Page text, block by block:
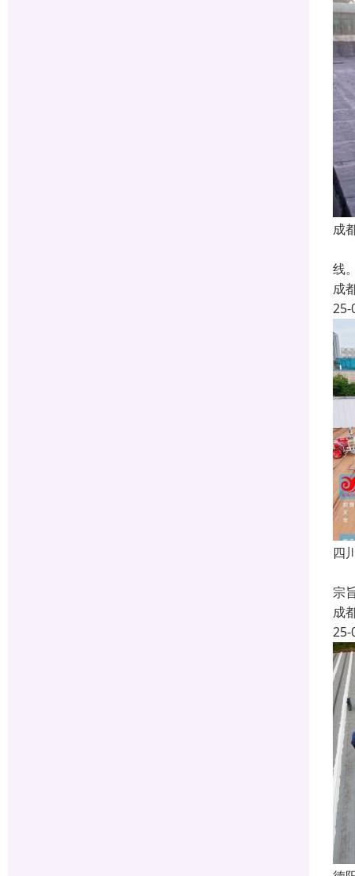
成
线
成
25-
四
宗
成
25-